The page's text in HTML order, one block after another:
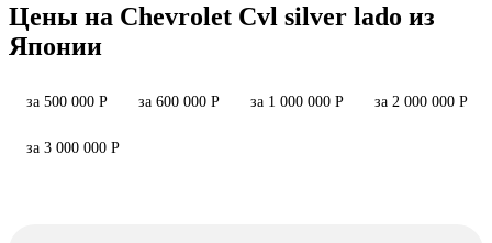
Цены на Chevrolet Cvl silver lado из
Японии
за 500 000 Р за 600 000 Р за 1 000 000 Р за 2 000 000 Р
за 3 000 000 Р